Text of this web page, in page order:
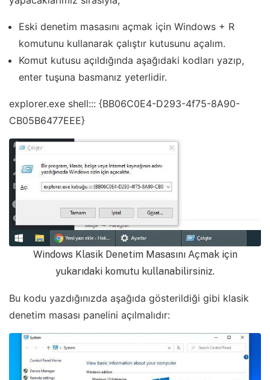
Eski denetim masasını açmak için Windows + R
komutunu kullanarak çalıştır kutusunu açalım.
Komut kutusu açıldığında aşağıdaki kodları yazıp,
enter tuşuna basmanız yeterlidir.
explorer.exe shell::: {BB06C0E4-D293-4f75-8A90-
CB05B6477EEE}
Windows Klasik Denetim Masasını Açmak için
yukarıdaki komutu kullanabilirsiniz.
Bu kodu yazdığınızda aşağıda gösterildiği gibi klasik
denetim masası panelini açılmalıdır: